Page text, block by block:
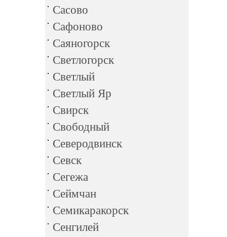
Сасово
Сафоново
Саяногорск
Светлогорск
Светлый
Светлый Яр
Свирск
Свободный
Северодвинск
Севск
Сегежа
Сеймчан
Семикаракорск
Сенгилей